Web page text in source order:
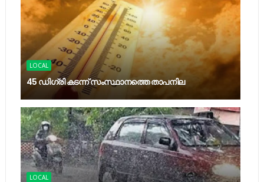
LOCAL
45 ഡിഗ്രി കടന്ന് സംസ്ഥാനത്തെ താപനില
LOCAL